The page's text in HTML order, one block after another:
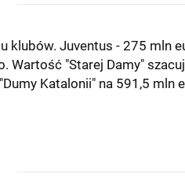
klubów. Juventus - 275 mln
Wartość "Starej Damy"
Katalonii" na 591,5 mln